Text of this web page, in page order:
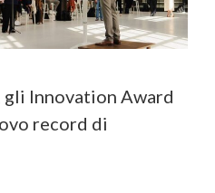
gli Innovation Award
record di